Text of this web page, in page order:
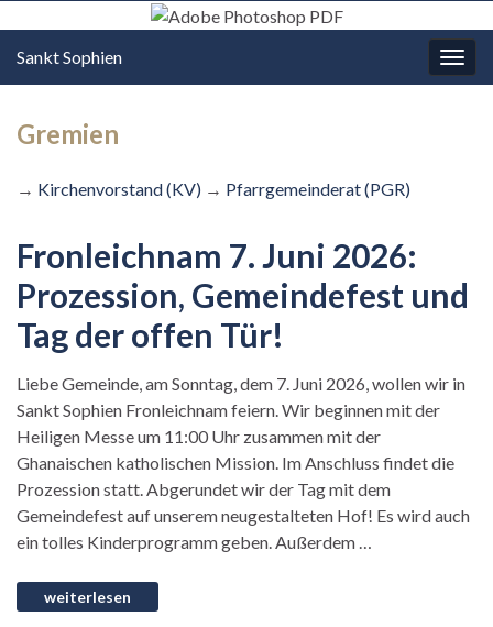
Sankt Sophien
Gremien
→ Kirchenvorstand (KV) → Pfarrgemeinderat (PGR)
Fronleichnam 7. Juni 2026:
Prozession, Gemeindefest und
Tag der offen Tür!
Liebe Gemeinde, am Sonntag, dem 7. Juni 2026, wollen wir in
Sankt Sophien Fronleichnam feiern. Wir beginnen mit der
Heiligen Messe um 11:00 Uhr zusammen mit der
Ghanaischen katholischen Mission. Im Anschluss findet die
Prozession statt. Abgerundet wir der Tag mit dem
Gemeindefest auf unserem neugestalteten Hof! Es wird auch
ein tolles Kinderprogramm geben. Außerdem …